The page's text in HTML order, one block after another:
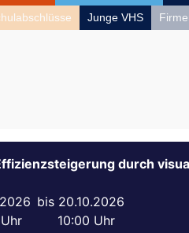
Junge VHS
durch
20.10.2026
10:00